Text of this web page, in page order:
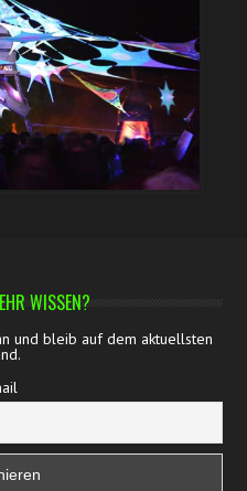
WISSEN?
und bleib auf dem aktuellsten